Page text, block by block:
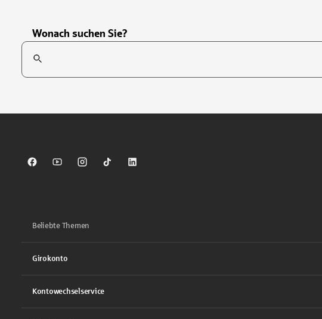
Wonach suchen Sie?
Suchfeld
Sparkasse auf Facebook
Sparkasse auf Youtube
Sparkasse auf Instagram
Sparkasse auf TikTok
Sparkasse auf LinkedIn
Beliebte Themen
Girokonto
Kontowechselservice